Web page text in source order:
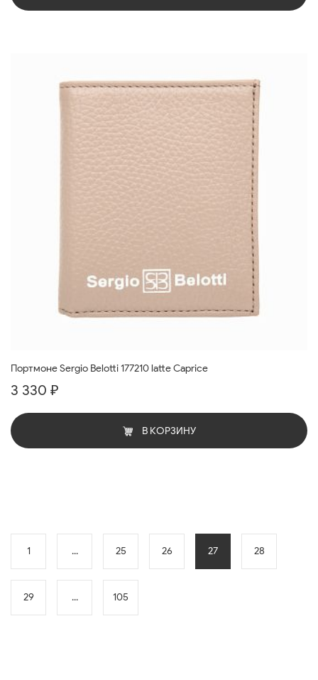
Портмоне Sergio Belotti 177210 latte Caprice
3 330 ₽
В КОРЗИНУ
1 ... 25 26 27 28
29 ... 105